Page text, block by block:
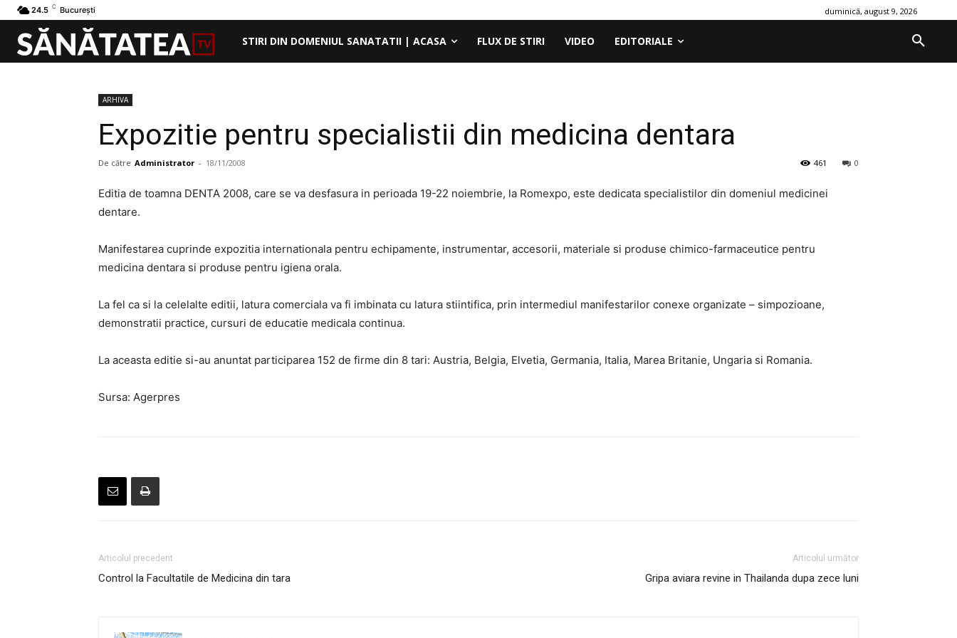
24.5 C București duminică, august 9, 2026
STIRI DIN DOMENIUL SANATATII | ACASA FLUX DE STIRI VIDEO EDITORIALE
ARHIVA
Expozitie pentru specialistii din medicina dentara
De către Administrator - 18/11/2008 0
461
Editia de toamna DENTA 2008, care se va desfasura in perioada 19-22 noiembrie, la Romexpo, este dedicata specialistilor din domeniul medicinei
dentare.
Manifestarea cuprinde expozitia internationala pentru echipamente, instrumentar, accesorii, materiale si produse chimico-farmaceutice pentru
medicina dentara si produse pentru igiena orala.
La fel ca si la celelalte editii, latura comerciala va fi imbinata cu latura stiintifica, prin intermediul manifestarilor conexe organizate – simpozioane,
demonstratii practice, cursuri de educatie medicala continua.
La aceasta editie si-au anuntat participarea 152 de firme din 8 tari: Austria, Belgia, Elvetia, Germania, Italia, Marea Britanie, Ungaria si Romania.
Sursa: Agerpres
Articolul precedent
Control la Facultatile de Medicina din tara
Articolul următor
Gripa aviara revine in Thailanda dupa zece luni